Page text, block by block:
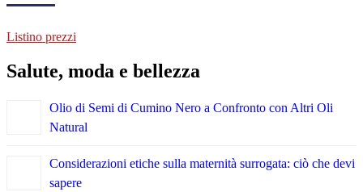
Listino prezzi
Salute, moda e bellezza
Olio di Semi di Cumino Nero a Confronto con Altri Oli
Natural
Considerazioni etiche sulla maternità surrogata: ciò che devi
sapere